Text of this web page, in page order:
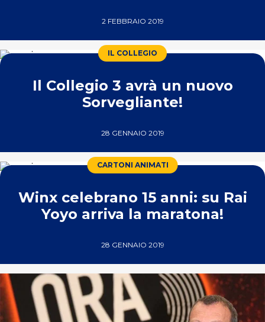
2 FEBBRAIO 2019
IL COLLEGIO
Il Collegio 3 avrà un nuovo
Sorvegliante!
28 GENNAIO 2019
CARTONI ANIMATI
Winx celebrano 15 anni: su Rai
Yoyo arriva la maratona!
28 GENNAIO 2019